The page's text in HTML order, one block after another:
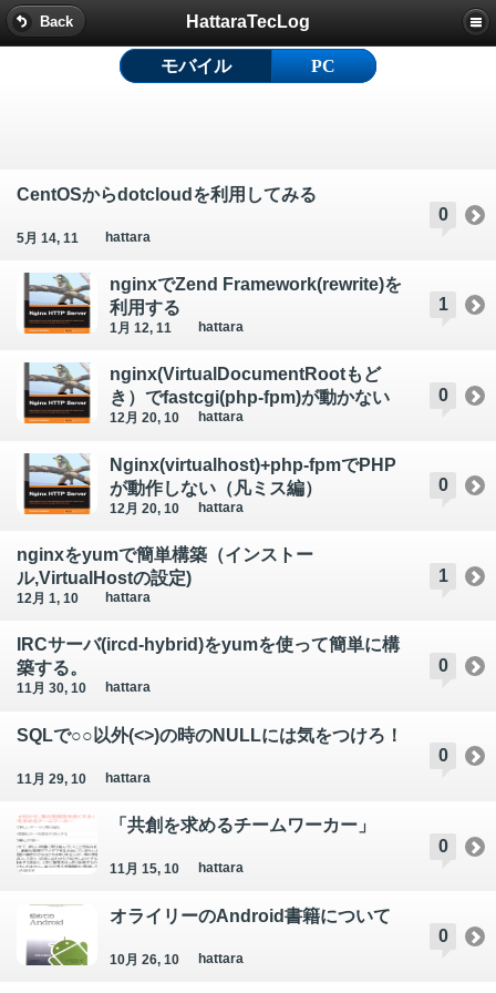
Back HattaraTecLog
0
CentOSからdotcloudを利用してみる
5月 14, 11 hattara
1
nginxでZend Framework(rewrite)を
利用する
1月 12, 11 hattara
0
nginx(VirtualDocumentRootもど
き）でfastcgi(php-fpm)が動かない
12月 20, 10 hattara
0
Nginx(virtualhost)+php-fpmでPHP
が動作しない（凡ミス編）
12月 20, 10 hattara
1
nginxをyumで簡単構築（インストー
ル,VirtualHostの設定)
12月 1, 10 hattara
0
IRCサーバ(ircd-hybrid)をyumを使って簡単に構
築する。
11月 30, 10 hattara
0
SQLで○○以外(<>)の時のNULLには気をつけろ！
11月 29, 10 hattara
0
「共創を求めるチームワーカー」
11月 15, 10 hattara
0
オライリーのAndroid書籍について
10月 26, 10 hattara
モバイル PC